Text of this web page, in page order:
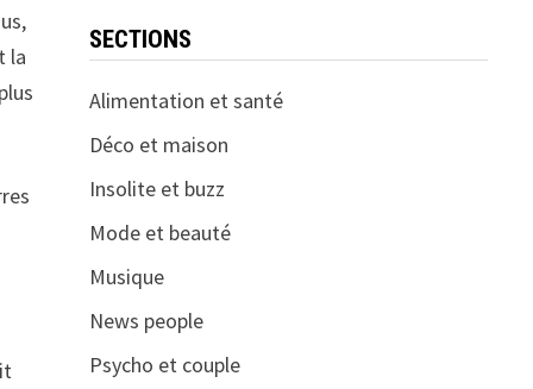
la
SECTIONS
Alimentation et santé
Déco et maison
Insolite et buzz
Mode et beauté
Musique
News people
Psycho et couple